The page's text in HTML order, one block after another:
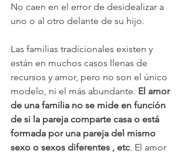
No caen en el error de desidealizar a
uno o al otro delante de su hijo.
Las familias tradicionales existen y
están en muchos casos llenas de
recursos y amor, pero no son el único
modelo, ni el más abundante. El amor
de una familia no se mide en función
de si la pareja comparte casa o está
formada por una pareja del mismo
sexo o sexos diferentes , etc. El amor